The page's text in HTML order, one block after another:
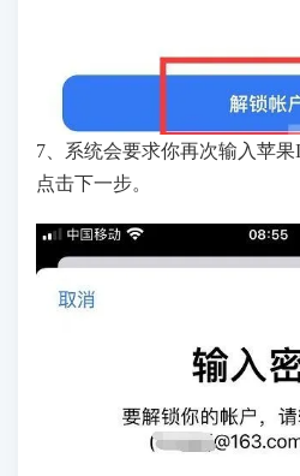
7、系统会要求你再次输入苹果
点击下一步。